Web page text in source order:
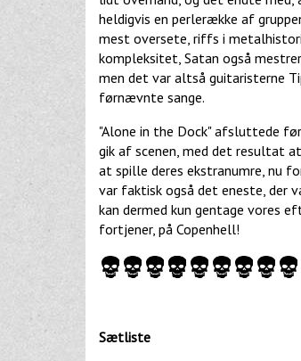
heldigvis en perlerække af
mest oversete, riffs i
kompleksitet, Satan også
men det var altså guitaristerne
førnævnte sange.
"Alone in the Dock" afsluttede
gik af scenen, med det resultat
at spille deres ekstranumre, nu
var faktisk også det eneste, der
kan dermed kun gentage vores
fortjener, på Copenhell!
Sætliste